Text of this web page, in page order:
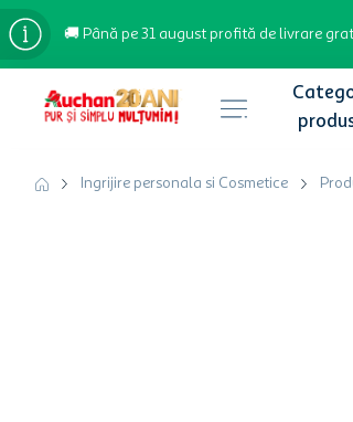
🚚 Până pe 31 august profită de livrare
Ingrijire personala si Cosmetice